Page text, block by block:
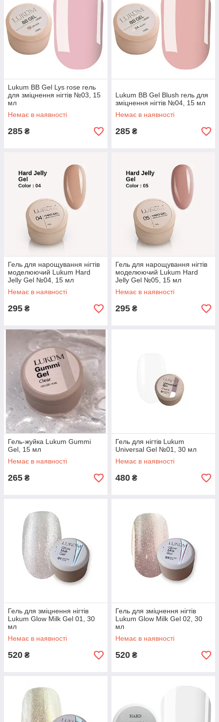
Lukum BB Gel Lys rose гель
для зміцнення нігтів №03, 15
мл
Немає в наявності
285 ₴
Lukum BB Gel Blush гель для
зміцнення нігтів №04, 15 мл
Немає в наявності
285 ₴
Гель для нарощування нігтів
моделюючий Lukum Hard
Jelly Gel №04, 15 мл
Немає в наявності
295 ₴
Гель для нарощування нігтів
моделюючий Lukum Hard
Jelly Gel №05, 15 мл
Немає в наявності
295 ₴
Гель-жуйка Lukum Gummi
Gel, 15 мл
Немає в наявності
265 ₴
Гель для нігтів Lukum
Universal Gel №01, 30 мл
Немає в наявності
480 ₴
Гель для зміцнення нігтів
Lukum Glow Milk Gel 01, 30
мл
Немає в наявності
520 ₴
Гель для зміцнення нігтів
Lukum Glow Milk Gel 02, 30
мл
Немає в наявності
520 ₴